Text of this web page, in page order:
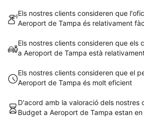
Els nostres clients consideren que
Aeroport de Tampa és relativament
Els nostres clients consideren que els
a Aeroport de Tampa està
Els nostres clients consideren que el
Aeroport de Tampa és molt eficient
D'acord amb la valoració dels nostres
Budget a Aeroport de Tampa estan